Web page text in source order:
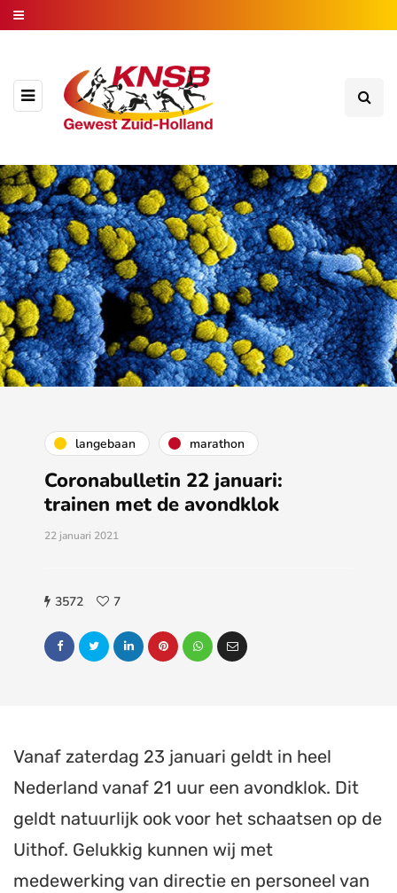
langebaan marathon
Coronabulletin 22 januari:
trainen met de avondklok
22 januari 2021
3572 7
Vanaf zaterdag 23 januari geldt in heel
Nederland vanaf 21 uur een avondklok. Dit
geldt natuurlijk ook voor het schaatsen op de
Uithof. Gelukkig kunnen wij met
medewerking van directie en personeel van